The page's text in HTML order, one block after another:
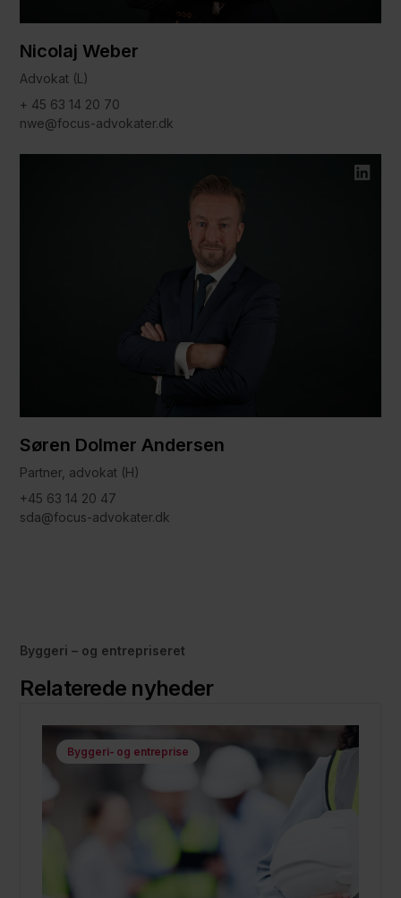
Nicolaj Weber
Advokat (L)
+ 45 63 14 20 70
nwe@focus-advokater.dk
Søren Dolmer Andersen
Partner, advokat (H)
+45 63 14 20 47
sda@focus-advokater.dk
Byggeri – og entrepriseret
Relaterede nyheder
Byggeri- og entreprise